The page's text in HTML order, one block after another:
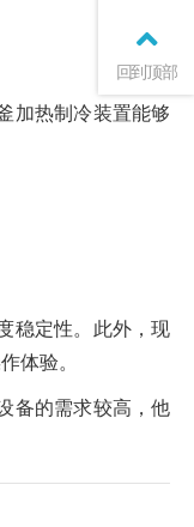
加热制冷装置能够
稳定性。此外，现
体验。
备的需求较高，他
回到顶部